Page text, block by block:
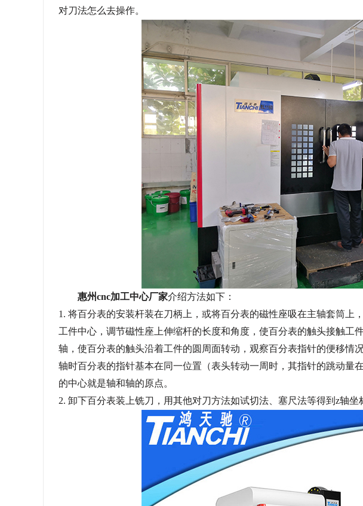
对刀法怎么去操作。
惠州cnc加工中心厂家介绍方法如下：
1. 将百分表的安装杆装在刀柄上，或将百分表的磁性座吸在主轴套筒上
工件中心，调节磁性座上伸缩杆的长度和角度，使百分表的触头接触工
轴，使百分表的触头沿着工件的圆周面转动，观察百分表指针的便移情
轴时百分表的指针基本在同一位置（表头转动一周时，其指针的跳动量
的中心就是轴和轴的原点。
2. 卸下百分表装上铣刀，用其他对刀方法如试切法、塞尺法等得到 z轴坐